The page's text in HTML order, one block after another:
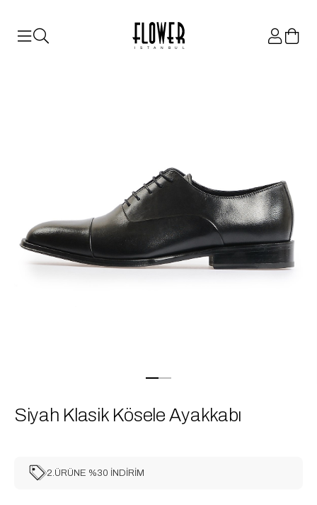
ISTANBUL
Siyah Klasik Kösele Ayakkabı
2.ÜRÜNE %30 İNDİRİM